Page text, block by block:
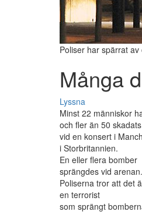
Poliser har spärrat
Många
Lyssna
Minst 22 människor
och fler än 50 skadats
vid en konsert i
i Storbritannien.
En eller flera bomber
sprängdes vid arenan.
Poliserna tror att det
en terrorist
som sprängt